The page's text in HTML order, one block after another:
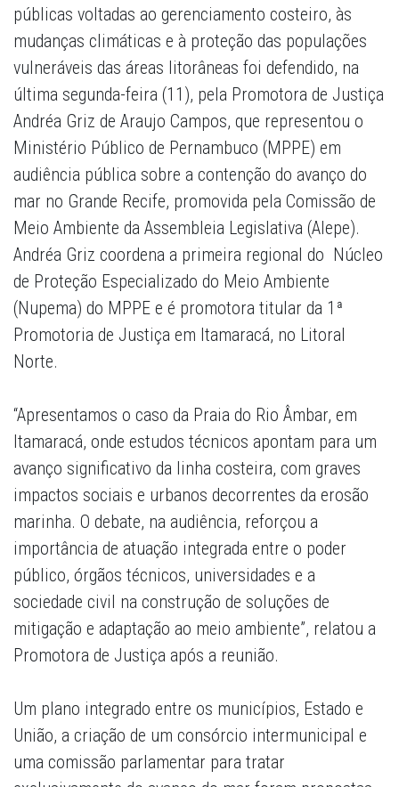
públicas voltadas ao gerenciamento costeiro, às
mudanças climáticas e à proteção das populações
vulneráveis das áreas litorâneas foi defendido, na
última segunda-feira (11), pela Promotora de Justiça
Andréa Griz de Araujo Campos, que representou o
Ministério Público de Pernambuco (MPPE) em
audiência pública sobre a contenção do avanço do
mar no Grande Recife, promovida pela Comissão de
Meio Ambiente da Assembleia Legislativa (Alepe).
Andréa Griz coordena a primeira regional do Núcleo
de Proteção Especializado do Meio Ambiente
(Nupema) do MPPE e é promotora titular da 1ª
Promotoria de Justiça em Itamaracá, no Litoral
Norte.
“Apresentamos o caso da Praia do Rio Âmbar, em
Itamaracá, onde estudos técnicos apontam para um
avanço significativo da linha costeira, com graves
impactos sociais e urbanos decorrentes da erosão
marinha. O debate, na audiência, reforçou a
importância de atuação integrada entre o poder
público, órgãos técnicos, universidades e a
sociedade civil na construção de soluções de
mitigação e adaptação ao meio ambiente”, relatou a
Promotora de Justiça após a reunião.
Um plano integrado entre os municípios, Estado e
União, a criação de um consórcio intermunicipal e
uma comissão parlamentar para tratar